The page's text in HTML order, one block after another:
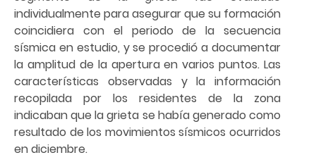
individualmente para asegurar que su formación
coincidiera con el periodo de la secuencia
sísmica en estudio, y se procedió a documentar
la amplitud de la apertura en varios puntos. Las
características observadas y la información
recopilada por los residentes de la zona
indicaban que la grieta se había generado como
resultado de los movimientos sísmicos ocurridos
en diciembre.